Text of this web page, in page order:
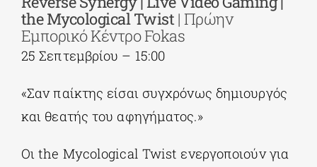
the Mycological Twist| Πρώην
Εμπορικό Κέντρο Fokas
25 Σεπτεμβρίου – 15:00
«Σαν παίκτης είσαι συγχρόνως δημιουργός
και θεατής του αφηγήματος.»
Οι the Mycological Twist ενεργοποιούν για